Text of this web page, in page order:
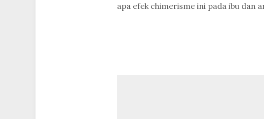
apa efek chimerisme ini pada ibu dan